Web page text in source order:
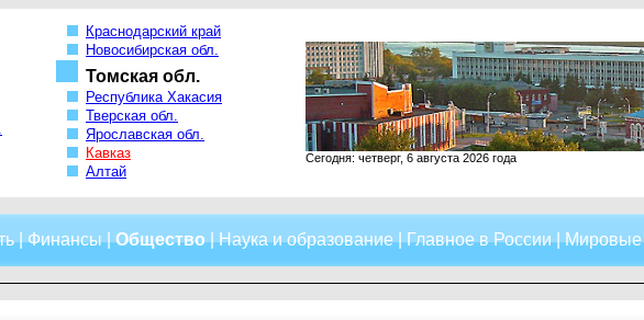
Краснодарский край
Новосибирская обл.
Томская обл.
Республика Хакасия
Тверская обл.
Ярославская обл.
Кавказ
Алтай
Сегодня: четверг, 6 августа 2026 года
|Финансы|Общество|Наука и образование|Главное в России|Мировые